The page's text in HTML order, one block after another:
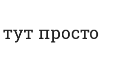
просто